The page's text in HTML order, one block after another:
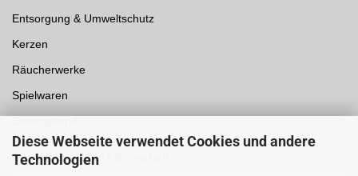
Diese Webseite verwendet Cookies und andere
Technologien
Entsorgung & Umweltschutz
Kerzen
Räucherwerke
Spielwaren
Auszeichnungen /